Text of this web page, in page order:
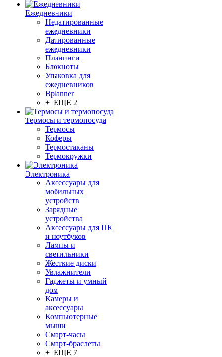
Ежедневники
Недатированные
ежедневники
Датированные
ежедневники
Планинги
Блокноты
Упаковка для
ежедневников
Bplanner
+ ЕЩЕ 2
Термосы и термопосуда
Термосы
Коферы
Термостаканы
Термокружки
Электроника
Аксессуары для
мобильных
устройств
Зарядные
устройства
Аксессуары для ПК
и ноутбуков
Лампы и
светильники
Жесткие диски
Увлажнители
Гаджеты и умный
дом
Камеры и
аксессуары
Компьютерные
мыши
Смарт-часы
Смарт-браслеты
+ ЕЩЕ 7